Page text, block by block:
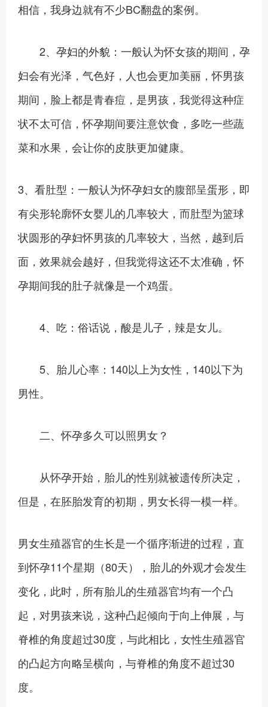
相信，我身边就有不少BC翻盘的案例。
2、孕妇的外貌：一般认为怀女孩的期间，孕
妇会有光泽，气色好，人也会更加美丽，怀男孩
期间，脸上都是青春痘，是男孩，我觉得这种症
状不太可信，怀孕期间要注意饮食，多吃一些蔬
菜和水果，会让你的皮肤更加健康。
3、看肚型：一般认为怀孕妇女的腹部呈蛋形，即
有尖形轮廓怀女婴儿的几率较大，而肚型为篮球
状圆形的孕妇怀男孩的几率较大，当然，越到后
面，效果就会越好，但我觉得这还不太准确，怀
孕期间我的肚子就像是一个鸡蛋。
4、吃：俗话说，酸是儿子，辣是女儿。
5、胎儿心率：140以上为女性，140以下为
男性。
二、怀孕多久可以照男女？
从怀孕开始，胎儿的性别就被遗传所决定，
但是，在胚胎发育的初期，男女长得一模一样。
男女生殖器官的生长是一个循序渐进的过程，直
到怀孕11个星期（80天），胎儿的外观才会发生
变化，此时，所有胎儿的生殖器官均有一个凸
起，对男孩来说，这种凸起倾向于向上伸展，与
脊椎的角度超过30度，与此相比，女性生殖器官
的凸起方向略呈横向，与脊椎的角度不超过30
度。